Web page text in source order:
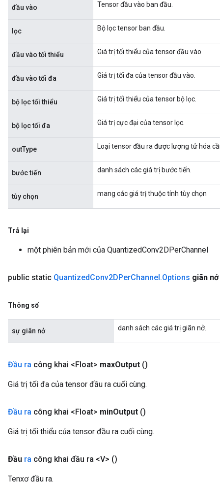
đầu vào Tensor đầu vào ban đầu.
lọc Bộ lọc tensor ban đầu.
đầu vào tối thiểu Giá trị tối thiểu của tensor đầu vào
đầu vào tối đa Giá trị tối đa của tensor đầu vào.
bộ lọc tối thiểu Giá trị tối thiểu của tensor bộ lọc.
bộ lọc tối đa Giá trị cực đại của tensor lọc.
outType Loại tensor đầu ra được lượng tử hóa
bước tiến danh sách các giá trị bước tiến.
tùy chọn mang các giá trị thuộc tính tùy chọn
Trả lại
một phiên bản mới của QuantizedConv2DPerChannel
public static QuantizedConv2DPerChannel.Options giãn nở
Thông số
sự giãn nở danh sách các giá trị giãn nở.
Đầu ra công khai <Float> maxOutput ()
Giá trị tối đa của tensor đầu ra cuối cùng.
Đầu ra công khai <Float> minOutput ()
Giá trị tối thiểu của tensor đầu ra cuối cùng.
Đầu ra công khai đầu ra <V> ()
Tenxơ đầu ra.